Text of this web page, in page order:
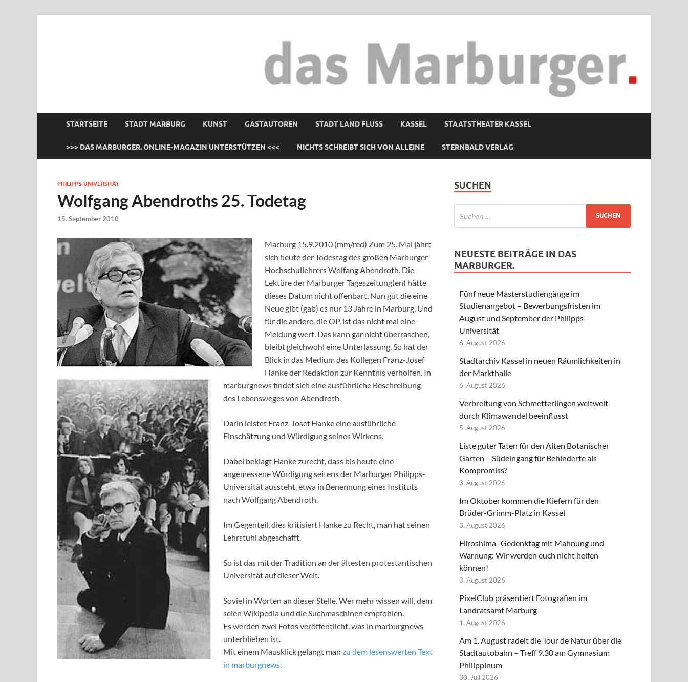
STARTSEITE STADT MARBURG KUNST GASTAUTOREN STADT LAND FLUSS KASSEL STAATSTHEATER KASSEL
>>> DAS MARBURGER. ONLINE-MAGAZIN UNTERSTÜTZEN <<< NICHTS SCHREIBT SICH VON ALLEINE STERNBALD VERLAG
PHILIPPS-UNIVERSITÄT
Wolfgang Abendroths 25. Todetag
15. September 2010
Marburg 15.9.2010 (mm/red) Zum 25. Mal jährt
sich heute der Todestag des großen Marburger
Hochschullehrers Wolfang Abendroth. Die
Lektüre der Marburger Tageszeitung(en) hätte
dieses Datum nicht offenbart. Nun gut die eine
Neue gibt (gab) es nur 13 Jahre in Marburg. Und
für die andere, die OP, ist das nicht mal eine
Meldung wert. Das kann gar nicht überraschen,
bleibt gleichwohl eine Unterlassung. So hat der
Blick in das Medium des Kollegen Franz-Josef
Hanke der Redaktion zur Kenntnis verholfen. In
marburgnews findet sich eine ausführliche Beschreibung
des Lebensweges von Abendroth.
Darin leistet Franz-Josef Hanke eine ausführliche
Einschätzung und Würdigung seines Wirkens.
Dabei beklagt Hanke zurecht, dass bis heute eine
angemessene Würdigung seitens der Marburger Philipps-
Universität aussteht, etwa in Benennung eines Instituts
nach Wolfgang Abendroth.
Im Gegenteil, dies kritisiert Hanke zu Recht, man hat seinen
Lehrstuhl abgeschafft.
So ist das mit der Tradition an der ältesten protestantischen
Universität auf dieser Welt.
Soviel in Worten an dieser Stelle. Wer mehr wissen will, dem
seien Wikipedia und die Suchmaschinen empfohlen.
Es werden zwei Fotos veröffentlicht, was in marburgnews
unterblieben ist.
Mit einem Mausklick gelangt man zu dem lesenswerten Text
in marburgnews.
SUCHEN
NEUESTE BEITRÄGE IN DAS
MARBURGER.
Fünf neue Masterstudiengänge im
Studienangebot – Bewerbungsfristen im
August und September der Philipps-
Universität
6. August 2026
Stadtarchiv Kassel in neuen Räumlichkeiten in
der Markthalle
6. August 2026
Verbreitung von Schmetterlingen weltweit
durch Klimawandel beeinflusst
5. August 2026
Liste guter Taten für den Alten Botanischer
Garten – Südeingang für Behinderte als
Kompromiss?
3. August 2026
Im Oktober kommen die Kiefern für den
Brüder-Grimm-Platz in Kassel
3. August 2026
Hiroshima- Gedenktag mit Mahnung und
Warnung: Wir werden euch nicht helfen
können!
3. August 2026
PixelClub präsentiert Fotografien im
Landratsamt Marburg
1. August 2026
Am 1. August radelt die Tour de Natur über die
Stadtautobahn – Treff 9.30 am Gymnasium
Philippinum
30. Juli 2026